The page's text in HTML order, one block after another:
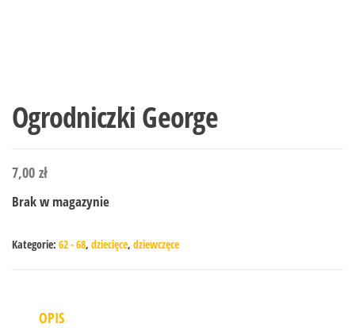
Ogrodniczki George
7,00 zł
Brak w magazynie
Kategorie: 62 - 68, dziecięce, dziewczęce
OPIS